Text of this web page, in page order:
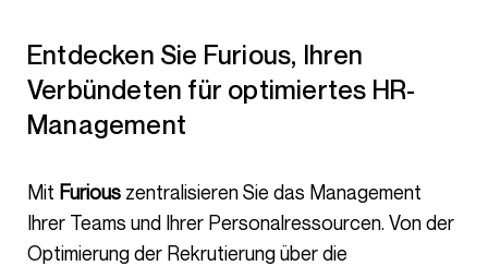
Entdecken Sie Furious, Ihren
Verbündeten für optimiertes HR-
Management
Mit Furious zentralisieren Sie das Management
Ihrer Teams und Ihrer Personalressourcen. Von der
Optimierung der Rekrutierung über die